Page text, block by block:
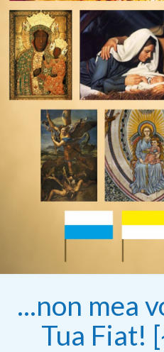
...non mea
Tua Fiat!